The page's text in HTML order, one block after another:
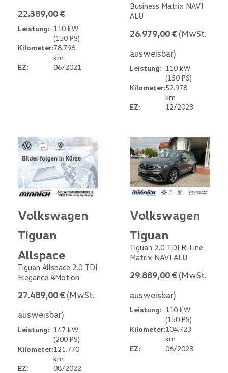
22.389,00 €
Leistung: 110 kW
(150 PS)
Kilometer:78.796
km
EZ:
06/2021
Business Matrix NAVI
ALU
26.979,00 € (MwSt.
ausweisbar)
Leistung: 110 kW
(150 PS)
Kilometer:52.978
km
EZ:
12/2023
Volkswagen
Tiguan
Allspace
Tiguan Allspace 2.0 TDI
Elegance 4Motion
27.489,00 € (MwSt.
ausweisbar)
Leistung: 147 kW
(200 PS)
Kilometer:121.770
km
EZ:
08/2022
Volkswagen
Tiguan
Tiguan 2.0 TDI R-Line
Matrix NAVI ALU
29.889,00 € (MwSt.
ausweisbar)
Leistung: 110 kW
(150 PS)
Kilometer:104.723
km
EZ:
06/2023